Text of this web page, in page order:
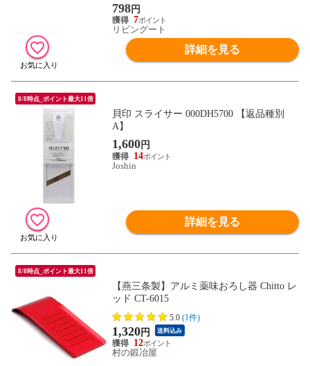
ーラー Y字 T字 芽取り じゃがいも 野菜 便
利 スライス 下ごしらえ おしゃれ ）
798円
7
リビングート
詳細を見る
8/8時点_ポイント最大11倍
貝印 スライサー 000DH5700 【返品種別
A】
1,600円
14
Joshin
詳細を見る
8/8時点_ポイント最大11倍
【燕三条製】アルミ薬味おろし器 Chitto レ
ッド CT-6015
5.0 (1件)
1,320円 送料込み
12
村の鍛冶屋